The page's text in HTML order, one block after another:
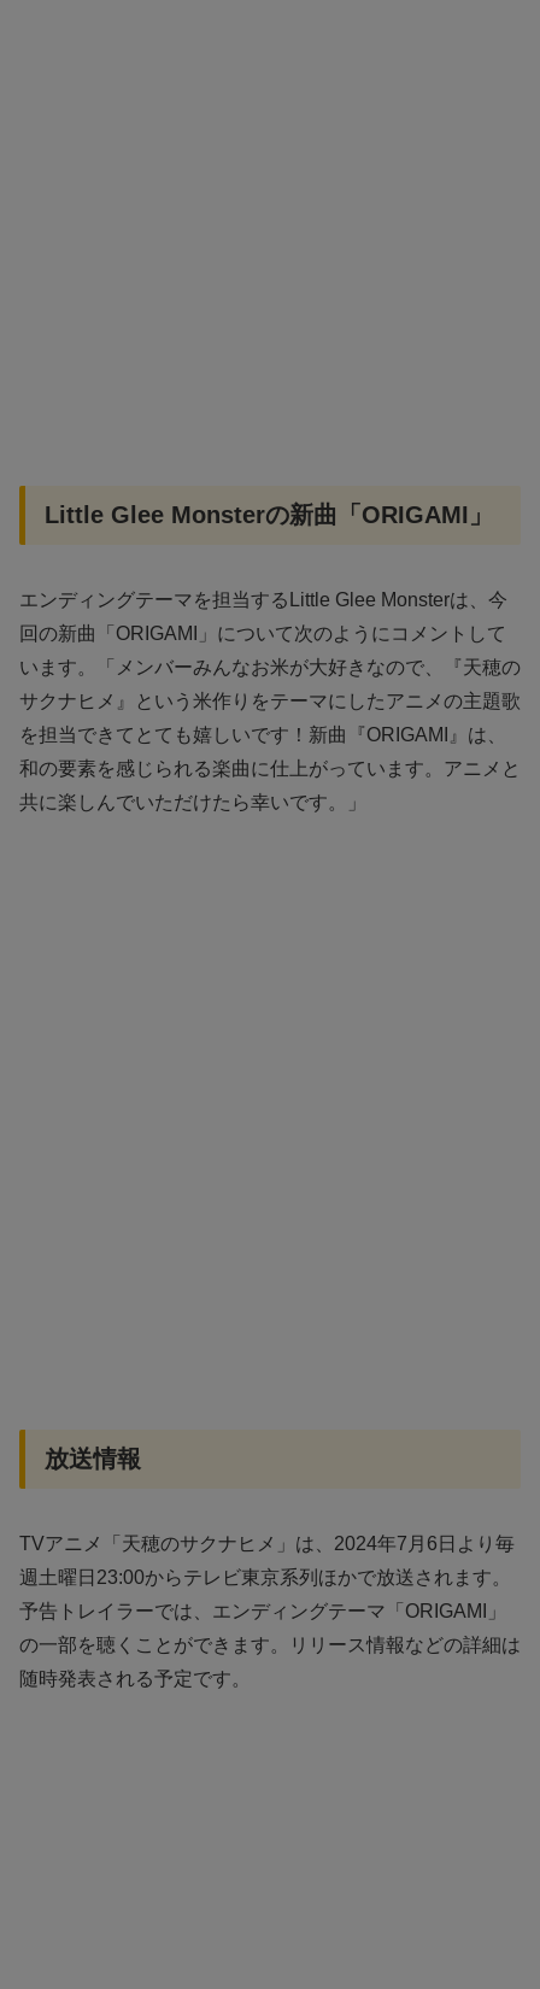
Little Glee Monsterの新曲「ORIGAMI」
エンディングテーマを担当するLittle Glee Monsterは、今
回の新曲「ORIGAMI」について次のようにコメントして
います。「メンバーみんなお米が大好きなので、『天穂の
サクナヒメ』という米作りをテーマにしたアニメの主題歌
を担当できてとても嬉しいです！新曲『ORIGAMI』は、
和の要素を感じられる楽曲に仕上がっています。アニメと
共に楽しんでいただけたら幸いです。」
放送情報
TVアニメ「天穂のサクナヒメ」は、2024年7月6日より毎
週土曜日23:00からテレビ東京系列ほかで放送されます。
予告トレイラーでは、エンディングテーマ「ORIGAMI」
の一部を聴くことができます。リリース情報などの詳細は
随時発表される予定です。